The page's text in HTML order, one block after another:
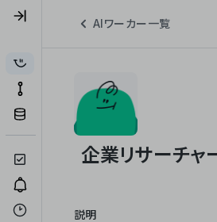
AIワーカー一覧
説明